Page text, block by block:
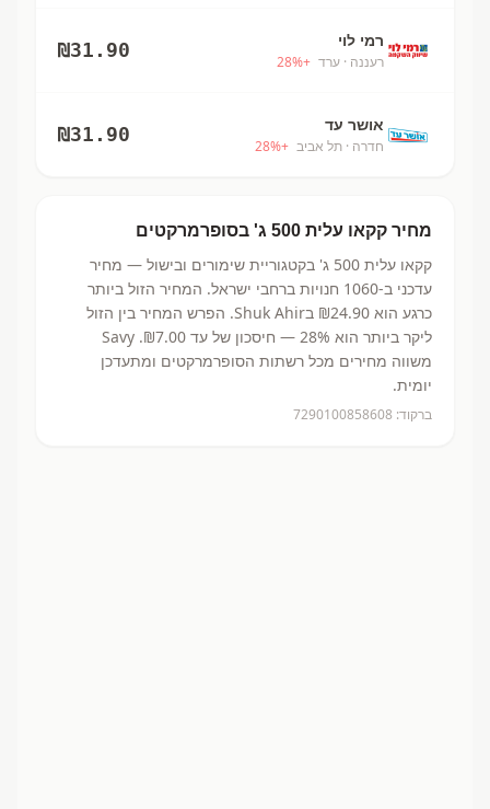
רמי לוי
רעננה · ערד +
28%
₪31.90
אושר עד
חדרה · תל אביב +
28%
₪31.90
מחיר קקאו עלית 500 ג' בסופרמרקטים
קקאו עלית 500 ג' בקטגוריית שימורים ובישול — מחיר
עדכני ב-1060 חנויות ברחבי ישראל. המחיר הזול ביותר
כרגע הוא ₪24.90
בShuk Ahir.
הפרש המחיר בין הזול
ליקר ביותר הוא 28% — חיסכון של עד ₪7.00.
Savy
משווה מחירים מכל רשתות הסופרמרקטים ומתעדכן
יומית.
ברקוד: 7290100858608